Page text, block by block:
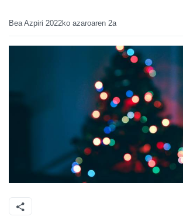
Bea Azpiri 2022ko azaroaren 2a